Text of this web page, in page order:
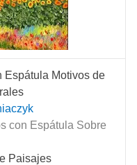
Espátula Motivos de
con Espátula Sobre
Paisajes